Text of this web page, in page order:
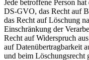
Jede betroffene Person
DS-GVO, das Recht auf
das Recht auf Löschung
Einschränkung der
Recht auf Widerspruch
auf Datenübertragbarkeit
und beim Löschungsrecht